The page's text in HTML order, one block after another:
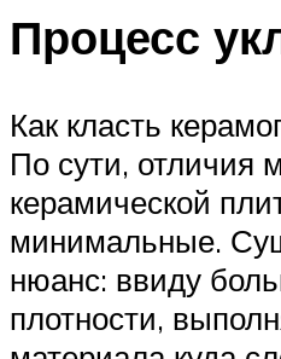
Процесс
Как класть
По сути, отличия
керамической
минимальные.
нюанс: ввиду
плотности,